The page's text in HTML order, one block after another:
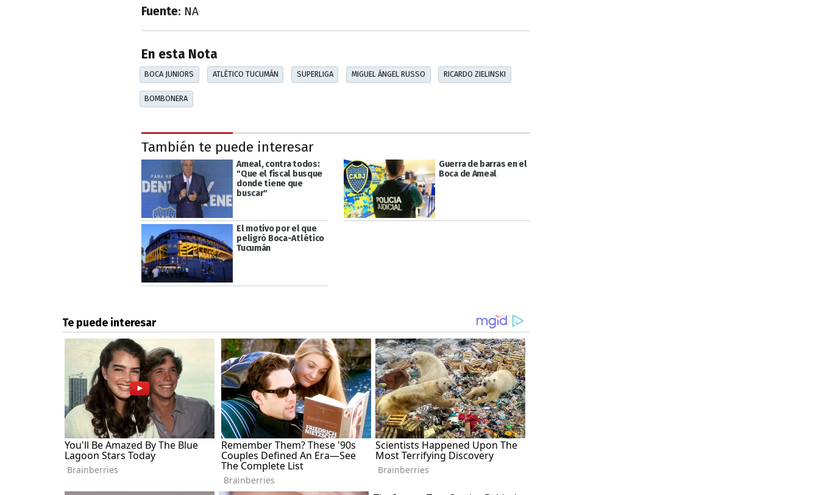
Fuente: NA
En esta Nota
BOCA JUNIORS ATLÉTICO TUCUMÁN SUPERLIGA MIGUEL ÁNGEL RUSSO RICARDO ZIELINSKI
BOMBONERA
También te puede interesar
Ameal, contra todos:
"Que el fiscal busque
donde tiene que
buscar"
Guerra de barras en el
Boca de Ameal
El motivo por el que
peligró Boca-Atlético
Tucumán